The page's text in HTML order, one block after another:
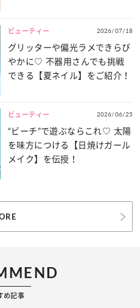
ビューティー 2026/07/18
グリッターや偏光ラメできらび
やかに♡ 不器用さんでも挑戦
できる【夏ネイル】をご紹介！
ビューティー 2026/06/25
“ビーチ”で遊ぶならこれ♡ 太陽
を味方につける【日焼けガール
メイク】を伝授！
め記事